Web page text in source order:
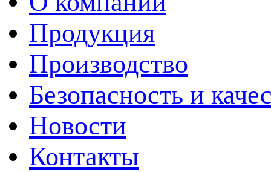
Продукция
Производство
Безопасность и
Новости
Контакты